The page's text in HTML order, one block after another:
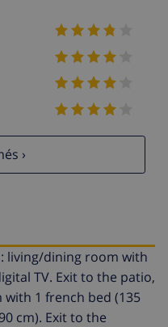
›
living/dining room with
TV. Exit to the patio,
1 french bed (135
cm). Exit to the